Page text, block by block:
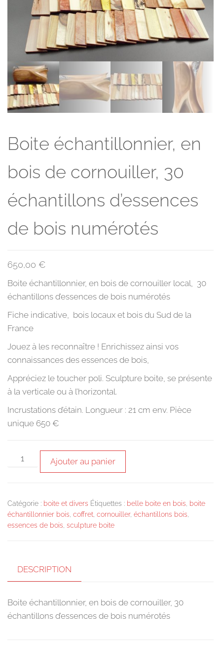
Boite échantillonnier, en
bois de cornouiller, 30
échantillons d’essences
de bois numérotés
650,00 €
Boite échantillonnier, en bois de cornouiller local, 30
échantillons d’essences de bois numérotés
Fiche indicative, bois locaux et bois du Sud de la
France
Jouez à les reconnaître ! Enrichissez ainsi vos
connaissances des essences de bois,
Appréciez le toucher poli. Sculpture boite, se présente
à la verticale ou à l’horizontal.
Incrustations d’étain. Longueur : 21 cm env. Pièce
unique 650 €
quantité
de
en
bois
de
bois
Ajouter au panier
Catégorie : boite et divers Étiquettes : belle boite en bois boite
échantillonnier bois coffret cornouiller, échantillons bois
essences de bois sculpture boite
DESCRIPTION
Boite échantillonnier, en bois de cornouiller, 30
échantillons d’essences de bois numérotés